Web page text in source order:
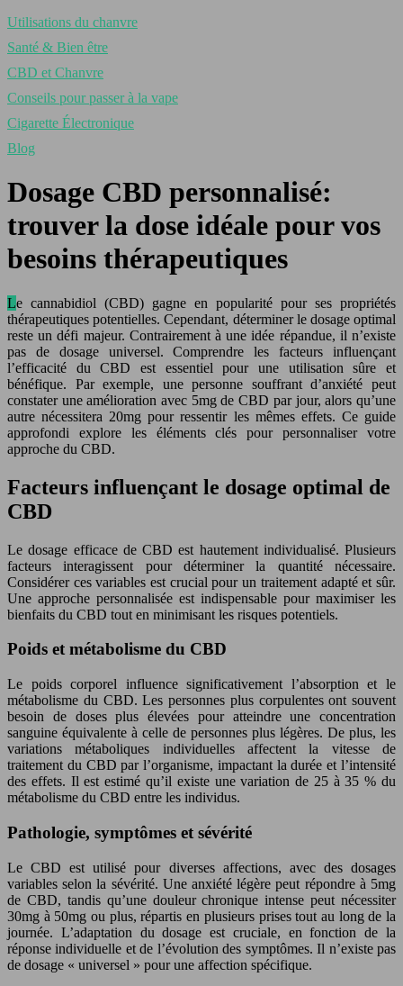
Utilisations du chanvre
Santé & Bien être
CBD et Chanvre
Conseils pour passer à la vape
Cigarette Électronique
Blog
Dosage CBD personnalisé:
trouver la dose idéale pour vos
besoins thérapeutiques
Le cannabidiol (CBD) gagne en popularité pour ses propriétés
thérapeutiques potentielles. Cependant, déterminer le dosage optimal
reste un défi majeur. Contrairement à une idée répandue, il n’existe
pas de dosage universel. Comprendre les facteurs influençant
l’efficacité du CBD est essentiel pour une utilisation sûre et
bénéfique. Par exemple, une personne souffrant d’anxiété peut
constater une amélioration avec 5mg de CBD par jour, alors qu’une
autre nécessitera 20mg pour ressentir les mêmes effets. Ce guide
approfondi explore les éléments clés pour personnaliser votre
approche du CBD.
Facteurs influençant le dosage optimal de
CBD
Le dosage efficace de CBD est hautement individualisé. Plusieurs
facteurs interagissent pour déterminer la quantité nécessaire.
Considérer ces variables est crucial pour un traitement adapté et sûr.
Une approche personnalisée est indispensable pour maximiser les
bienfaits du CBD tout en minimisant les risques potentiels.
Poids et métabolisme du CBD
Le poids corporel influence significativement l’absorption et le
métabolisme du CBD. Les personnes plus corpulentes ont souvent
besoin de doses plus élevées pour atteindre une concentration
sanguine équivalente à celle de personnes plus légères. De plus, les
variations métaboliques individuelles affectent la vitesse de
traitement du CBD par l’organisme, impactant la durée et l’intensité
des effets. Il est estimé qu’il existe une variation de 25 à 35 % du
métabolisme du CBD entre les individus.
Pathologie, symptômes et sévérité
Le CBD est utilisé pour diverses affections, avec des dosages
variables selon la sévérité. Une anxiété légère peut répondre à 5mg
de CBD, tandis qu’une douleur chronique intense peut nécessiter
30mg à 50mg ou plus, répartis en plusieurs prises tout au long de la
journée. L’adaptation du dosage est cruciale, en fonction de la
réponse individuelle et de l’évolution des symptômes. Il n’existe pas
de dosage « universel » pour une affection spécifique.